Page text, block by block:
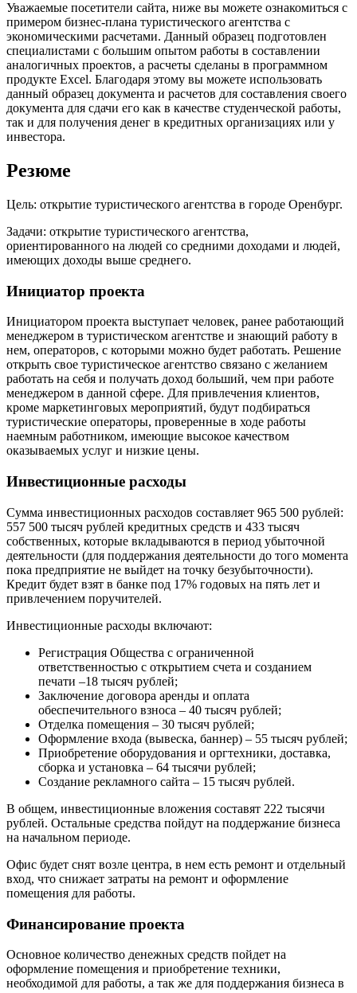
Уважаемые посетители сайта, ниже вы можете ознакомиться с
примером бизнес-плана туристического агентства с
экономическими расчетами. Данный образец подготовлен
специалистами с большим опытом работы в составлении
аналогичных проектов, а расчеты сделаны в программном
продукте Excel. Благодаря этому вы можете использовать
данный образец документа и расчетов для составления своего
документа для сдачи его как в качестве студенческой работы,
так и для получения денег в кредитных организациях или у
инвестора.
Резюме
Цель: открытие туристического агентства в городе Оренбург.
Задачи: открытие туристического агентства,
ориентированного на людей со средними доходами и людей,
имеющих доходы выше среднего.
Инициатор проекта
Инициатором проекта выступает человек, ранее работающий
менеджером в туристическом агентстве и знающий работу в
нем, операторов, с которыми можно будет работать. Решение
открыть свое туристическое агентство связано с желанием
работать на себя и получать доход больший, чем при работе
менеджером в данной сфере. Для привлечения клиентов,
кроме маркетинговых мероприятий, будут подбираться
туристические операторы, проверенные в ходе работы
наемным работником, имеющие высокое качеством
оказываемых услуг и низкие цены.
Инвестиционные расходы
Сумма инвестиционных расходов составляет 965 500 рублей:
557 500 тысяч рублей кредитных средств и 433 тысяч
собственных, которые вкладываются в период убыточной
деятельности (для поддержания деятельности до того момента
пока предприятие не выйдет на точку безубыточности).
Кредит будет взят в банке под 17% годовых на пять лет и
привлечением поручителей.
Инвестиционные расходы включают:
Регистрация Общества с ограниченной
ответственностью с открытием счета и созданием
печати –18 тысяч рублей;
Заключение договора аренды и оплата
обеспечительного взноса – 40 тысяч рублей;
Отделка помещения – 30 тысяч рублей;
Оформление входа (вывеска, баннер) – 55 тысяч рублей;
Приобретение оборудования и оргтехники, доставка,
сборка и установка – 64 тысячи рублей;
Создание рекламного сайта – 15 тысяч рублей.
В общем, инвестиционные вложения составят 222 тысячи
рублей. Остальные средства пойдут на поддержание бизнеса
на начальном периоде.
Офис будет снят возле центра, в нем есть ремонт и отдельный
вход, что снижает затраты на ремонт и оформление
помещения для работы.
Финансирование проекта
Основное количество денежных средств пойдет на
оформление помещения и приобретение техники,
необходимой для работы, а так же для поддержания бизнеса в